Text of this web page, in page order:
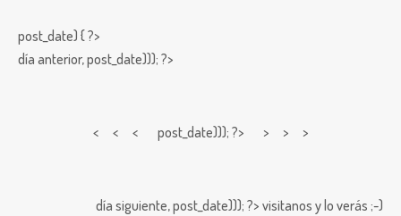
post_date) { ?>
día anterior,post_date))); ?>
< < < post_date))); ?> > > >
día siguiente,post_date))); ?> visitanos y lo verás ;-)